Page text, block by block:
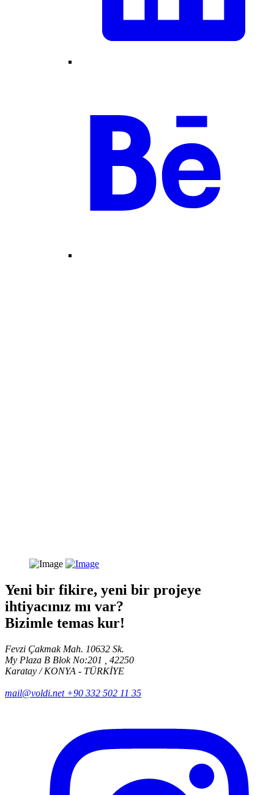
Yeni bir fikire, yeni bir projeye
ihtiyacınız mı var?
Bizimle temas kur!
Fevzi Çakmak Mah. 10632 Sk.
My Plaza B Blok No:201 , 42250
Karatay / KONYA - TÜRKİYE
mail@voldi.net +90 332 502 11 35